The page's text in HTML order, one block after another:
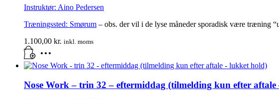
Instruktør: Aino Pedersen
Træningssted: Smørum – obs. der vil i de lyse måneder sporadisk være træning
1.100,00 kr. inkl. moms
Nose Work – trin 32 – eftermiddag (tilmelding kun efter